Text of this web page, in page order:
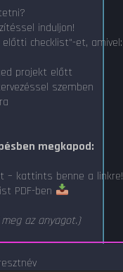
induljon!
előtti checklist"-et, amivel:
projekt előtt
szemben
megkapod:
– kattints benne a linkre!
PDF-ben
az anyagot.)